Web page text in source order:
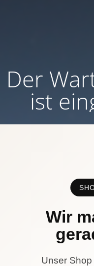
Der
ist
Wir
Unser